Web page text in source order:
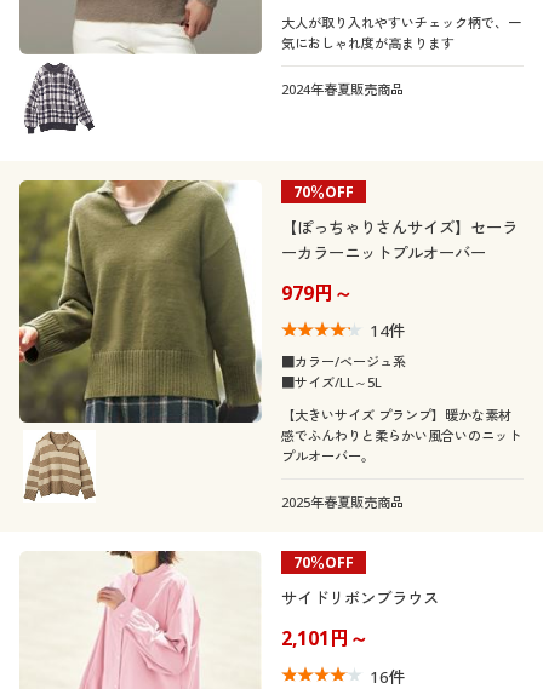
大人が取り入れやすいチェック柄で、一
気におしゃれ度が高まります
2024年春夏販売商品
70％OFF
【ぽっちゃりさんサイズ】セーラ
ーカラーニットプルオーバー
979円～
14件
■カラー/ベージュ系
■サイズ/LL～5L
【大きいサイズ プランプ】暖かな素材
感でふんわりと柔らかい風合いのニット
プルオーバー。
2025年春夏販売商品
70％OFF
サイドリボンブラウス
2,101円～
16件